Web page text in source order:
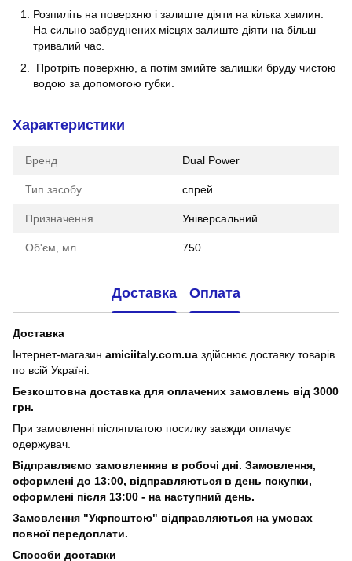
Розпиліть на поверхню і залиште діяти на кілька хвилин.
На сильно забруднених місцях залиште діяти на більш
тривалий час.
Протріть поверхню, а потім змийте залишки бруду чистою
водою за допомогою губки.
Характеристики
Бренд Dual Power
Тип засобу спрей
Призначення Універсальний
Об'єм, мл 750
Доставка Оплата
Доставка
Інтернет-магазин amiciitaly.com.ua здійснює доставку товарів
по всій Україні.
Безкоштовна доставка для оплачених замовлень від 3000
грн.
При замовленні післяплатою посилку завжди оплачує
одержувач.
Відправляємо замовленняв в робочі дні. Замовлення,
оформлені до 13:00, відправляються в день покупки,
оформлені після 13:00 - на наступний день.
Замовлення "Укрпоштою" відправляються на умовах
повної передоплати.
Способи доставки